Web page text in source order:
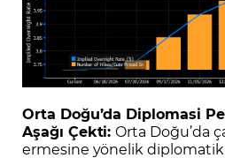
Orta Doğu’da Diplomasi
Aşağı Çekti:Orta Doğu’da
ermesine yönelik